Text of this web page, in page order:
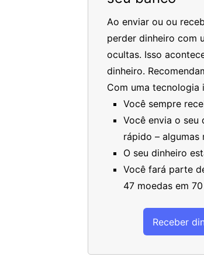
Ao enviar ou ou
perder dinheiro com
ocultas. Isso
dinheiro.
Com uma tecnologia
Você sempre
Você envia o seu
rápido – algumas
O seu dinheiro
Você fará parte
47 moedas em
Receber